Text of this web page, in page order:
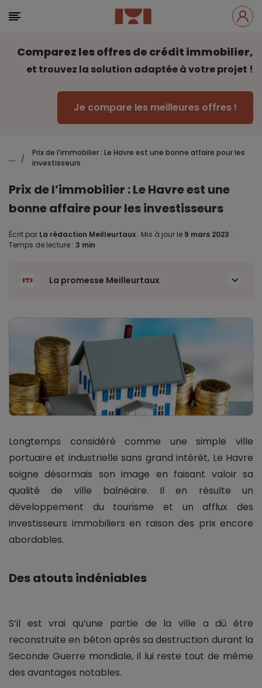
Comparez les offres de crédit immobilier,
et trouvez la solution adaptée à votre projet !
Je compare les meilleures offres !
... /
Prix de l’immobilier : Le Havre est une bonne affaire pour les
investisseurs
Prix de l’immobilier : Le Havre est une
bonne affaire pour les investisseurs
Écrit par La rédaction Meilleurtaux . Mis à jour le 9 mars 2023 .
Temps de lecture : 3 min
La promesse Meilleurtaux
Longtemps considéré comme une simple ville
portuaire et industrielle sans grand intérêt, Le Havre
soigne désormais son image en faisant valoir sa
qualité de ville balnéaire. Il en résulte un
développement du tourisme et un afflux des
investisseurs immobiliers en raison des prix encore
abordables.
Des atouts indéniables
S’il est vrai qu’une partie de la ville a dû être
reconstruite en béton après sa destruction durant la
Seconde Guerre mondiale, il lui reste tout de même
des avantages notables.